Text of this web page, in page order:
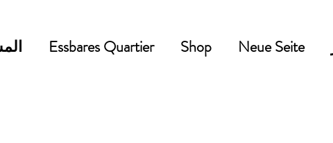
Essbares Quartier Shop Neue Seite